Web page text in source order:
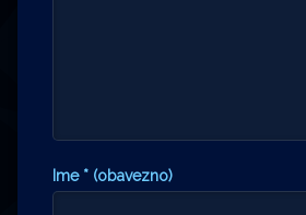
Ime * (obavezno)